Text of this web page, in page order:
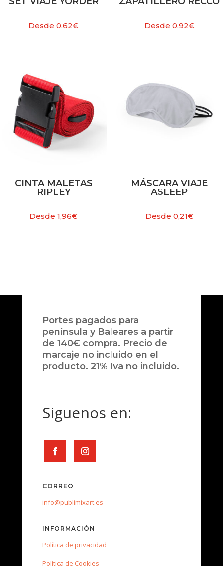
Desde0,62€ Desde 0,92€
CINTA MALETAS
RIPLEY
Desde1,96€
MÁSCARA VIAJE
ASLEEP
Desde 0,21€
Portes pagados para
península y Baleares a partir
de 140€ compra. Precio de
marcaje no incluido en el
producto. 21% Iva no incluido.
Siguenos en:
CORREO
info@publimixart.es
INFORMACIÓN
Política de privacidad
Política de Cookies